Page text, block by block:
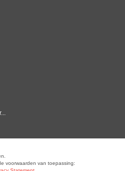
voorwaarden van toepassing: